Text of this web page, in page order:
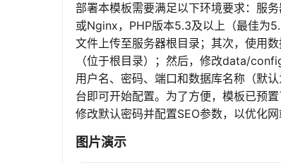
部署本模板需要满足以下环境要求：服
或Nginx，PHP版本5.3及以上（最佳为
文件上传至服务器根目录；其次，使用
（位于根目录）；然后，修改data/
用户名、密码、端口和数据库名称（默
台即可开始配置。为了方便，模板已预
修改默认密码并配置SEO参数，以优化网
图片演示